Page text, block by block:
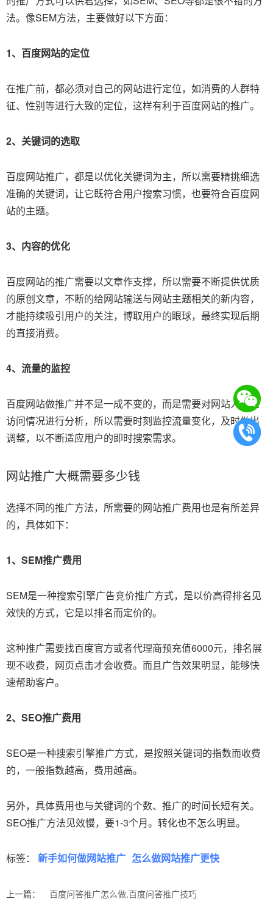
法。像SEM方法，主要做好以下方面：
1、百度网站的定位
在推广前，都必须对自己的网站进行定位，如消费的人群特
征、性别等进行大致的定位，这样有利于百度网站的推广。
2、关键词的选取
百度网站推广，都是以优化关键词为主，所以需要精挑细选
准确的关键词，让它既符合用户搜索习惯，也要符合百度网
站的主题。
3、内容的优化
百度网站的推广需要以文章作支撑，所以需要不断提供优质
的原创文章，不断的给网站输送与网站主题相关的新内容，
才能持续吸引用户的关注，博取用户的眼球，最终实现后期
的直接消费。
4、流量的监控
百度网站做推广并不是一成不变的，而是需要对网站人流量
访问情况进行分析，所以需要时刻监控流量变化，及时做出
调整，以不断适应用户的即时搜索需求。
网站推广大概需要多少钱
选择不同的推广方法，所需要的网站推广费用也是有所差异
的，具体如下：
1、SEM推广费用
SEM是一种搜索引擎广告竞价推广方式，是以价高得排名见
效快的方式，它是以排名而定价的。
这种推广需要找百度官方或者代理商预充值6000元，排名展
现不收费，网页点击才会收费。而且广告效果明显，能够快
速帮助客户。
2、SEO推广费用
SEO是一种搜索引擎推广方式，是按照关键词的指数而收费
的，一般指数越高，费用越高。
另外，具体费用也与关键词的个数、推广的时间长短有关。
SEO推广方法见效慢，要1-3个月。转化也不怎么明显。
标签： 新手如何做网站推广 怎么做网站推广更快
上一篇：
百度问答推广怎么做,百度问答推广技巧